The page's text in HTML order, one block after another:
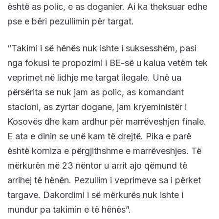
është as polic, e as doganier. Ai ka theksuar edhe
pse e bëri pezullimin për targat.
“Takimi i së hënës nuk ishte i suksesshëm, pasi
nga fokusi te propozimi i BE-së u kalua vetëm tek
veprimet në lidhje me targat ilegale. Unë ua
përsërita se nuk jam as polic, as komandant
stacioni, as zyrtar dogane, jam kryeministër i
Kosovës dhe kam ardhur për marrëveshjen finale.
E ata e dinin se unë kam të drejtë. Pika e parë
është korniza e përgjithshme e marrëveshjes. Të
mërkurën më 23 nëntor u arrit ajo qëmund të
arrihej të hënën. Pezullim i veprimeve sa i përket
targave. Dakordimi i së mërkurës nuk ishte i
mundur pa takimin e të hënës”.